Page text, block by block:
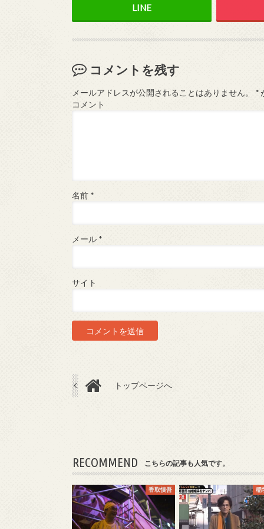
コメントを残す
メールアドレスが公開されることはありません。 *
コメント
名前 *
メール *
サイト
トップページへ
RECOMMEND こちらの記事も人気です。
香取慎吾 稲